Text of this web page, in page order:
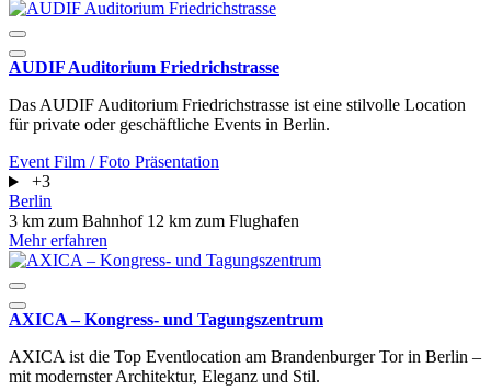
AUDIF Auditorium Friedrichstrasse
Das AUDIF Auditorium Friedrichstrasse ist eine stilvolle Location
für private oder geschäftliche Events in Berlin.
Event Film / Foto Präsentation
+3
Berlin
3 km zum Bahnhof 12 km zum Flughafen
Mehr erfahren
AXICA – Kongress- und Tagungszentrum
AXICA ist die Top Eventlocation am Brandenburger Tor in Berlin –
mit modernster Architektur, Eleganz und Stil.